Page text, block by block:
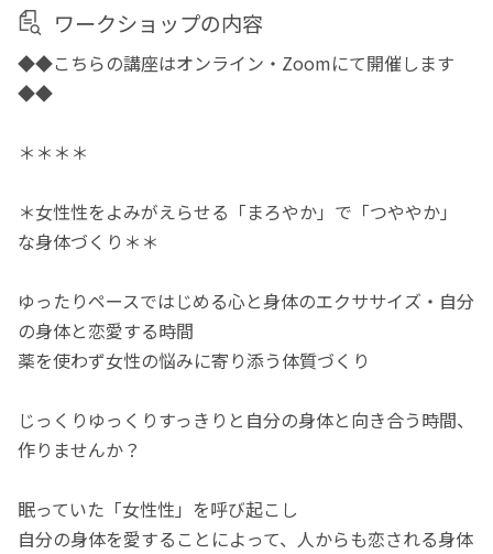
ワークショップの内容
◆◆こちらの講座はオンライン・Zoomにて開催します
◆◆
＊＊＊＊
＊女性性をよみがえらせる「まろやか」で「つややか」
な身体づくり＊＊
ゆったりペースではじめる心と身体のエクササイズ・自分
の身体と恋愛する時間
薬を使わず女性の悩みに寄り添う体質づくり
じっくりゆっくりすっきりと自分の身体と向き合う時間、
作りませんか？
眠っていた「女性性」を呼び起こし
自分の身体を愛することによって、人からも恋される身体